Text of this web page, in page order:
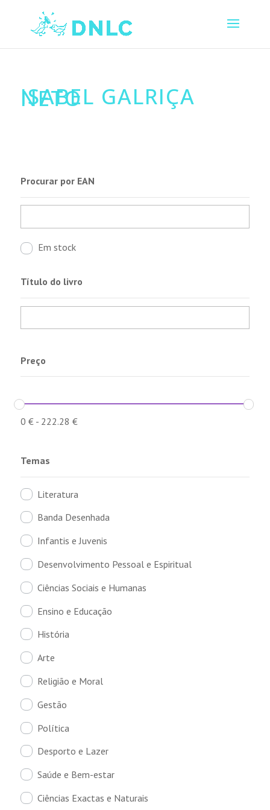
ISABEL GALRIÇA
NETO
Procurar por EAN
Em stock
Título do livro
Preço
0 €- 222.28 €
Temas
Literatura
Banda Desenhada
Infantis e Juvenis
Desenvolvimento Pessoal e Espiritual
Ciências Sociais e Humanas
Ensino e Educação
História
Arte
Religião e Moral
Gestão
Política
Desporto e Lazer
Saúde e Bem-estar
Ciências Exactas e Naturais